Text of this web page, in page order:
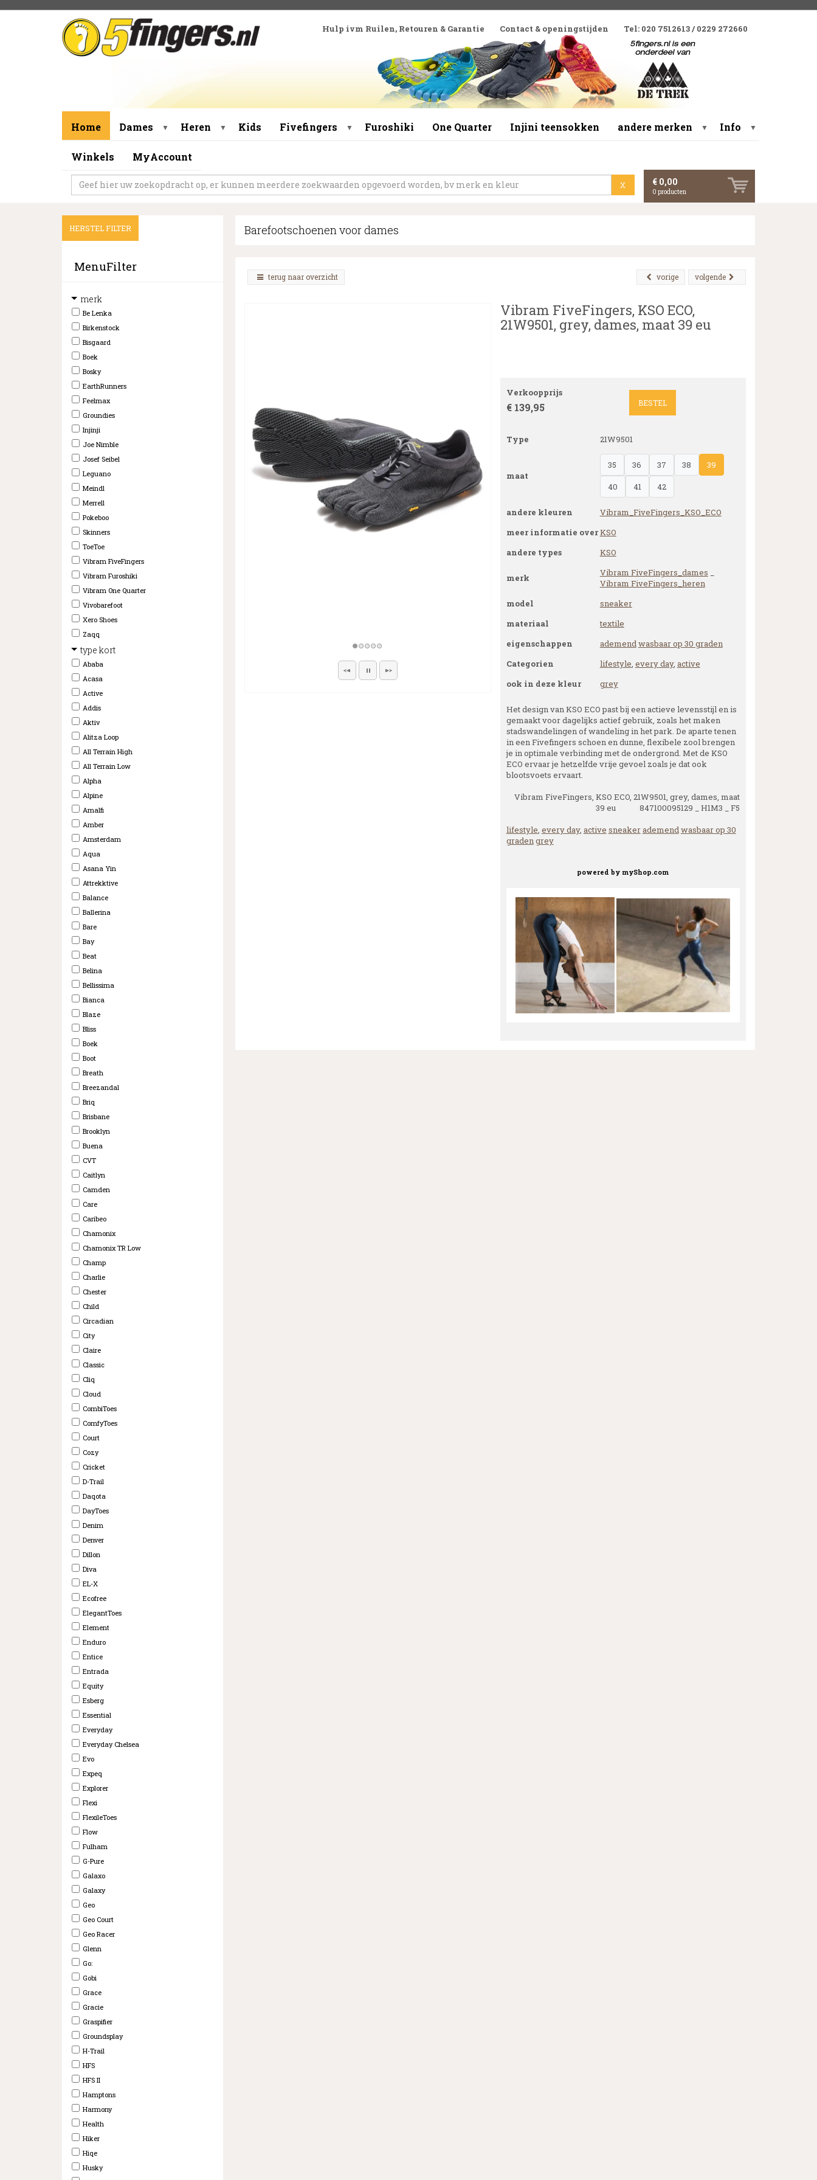
Hulp ivm Ruilen, Retouren & Garantie Contact & openingstijden Tel: 020 7512613 / 0229 272660
Home Dames ▼ Heren ▼ Kids Fivefingers ▼ Furoshiki One Quarter Injini teensokken andere merken ▼ Info ▼
Winkels MyAccount
X € 0,00
0 producten
HERSTEL FILTER
MenuFilter
merk
Be Lenka
Birkenstock
Bisgaard
Boek
Bosky
EarthRunners
Feelmax
Groundies
Injinji
Joe Nimble
Josef Seibel
Leguano
Meindl
Merrell
Pokeboo
Skinners
ToeToe
Vibram FiveFingers
Vibram Furoshiki
Vibram One Quarter
Vivobarefoot
Xero Shoes
Zaqq
type kort
Ababa
Acasa
Active
Addis
Aktiv
Alitza Loop
All Terrain High
All Terrain Low
Alpha
Alpine
Amalfi
Amber
Amsterdam
Aqua
Asana Yin
Attrekktive
Balance
Ballerina
Bare
Bay
Beat
Belina
Bellissima
Bianca
Blaze
Bliss
Boek
Boot
Breath
Breezandal
Briq
Brisbane
Brooklyn
Buena
CVT
Caitlyn
Camden
Care
Caribeo
Chamonix
Chamonix TR Low
Champ
Charlie
Chester
Child
Circadian
City
Claire
Classic
Cliq
Cloud
CombiToes
ComfyToes
Court
Cozy
Cricket
D-Trail
Daqota
DayToes
Denim
Denver
Dillon
Diva
EL-X
Ecofree
ElegantToes
Element
Enduro
Entice
Entrada
Equity
Esberg
Essential
Everyday
Everyday Chelsea
Evo
Expeq
Explorer
Flexi
FlexileToes
Flow
Fulham
G-Pure
Galaxo
Galaxy
Geo
Geo Court
Geo Racer
Glenn
Go:
Gobi
Grace
Gracie
Graspifier
Groundsplay
H-Trail
HFS
HFS II
Hamptons
Harmony
Health
Hiker
Hiqe
Husky
Barefootschoenen voor dames
terug naar overzicht volgende
vorige
Vibram FiveFingers, KSO ECO,
21W9501, grey, dames, maat 39 eu
Verkoopprijs
€ 139,95 BESTEL
Type 21W9501
maat
35 36 37 38
39
40
41 42
andere kleuren
Vibram_FiveFingers_KSO_ECO
meer informatie overKSO
andere types
KSO
merk Vibram FiveFingers_dames
Vibram FiveFingers_heren
model
sneaker
materiaal
textile
eigenschappen
ademendwasbaar op 30 graden
Categorien
lifestyle, every day, active
ook in deze kleur
grey
Het design van KSO ECO past bij een actieve levensstijl en is
gemaakt voor dagelijks actief gebruik, zoals het maken
stadswandelingen of wandeling in het park. De aparte tenen
in een Fivefingers schoen en dunne, flexibele zool brengen
je in optimale verbinding met de ondergrond. Met de KSO
ECO ervaar je hetzelfde vrije gevoel zoals je dat ook
blootsvoets ervaart.
Vibram FiveFingers, KSO ECO, 21W9501, grey, dames, maat
39 eu 847100095129 _ H1M3 _ F5
lifestyle, every day, active sneakerademendwasbaar op 30
gradengrey
powered by myShop.com